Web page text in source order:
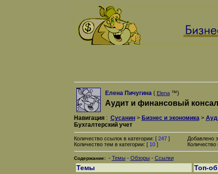
Елена Пичугина( Elena™)
Аудит и финансовый
Навигация: Сусанин> Бизнес и экономика>
Бухгалтерский учет
Количество ссылок в категории: [ 247]
Количество тем в категории: [ 10]
Добавлено
Содержание: - Темы - Обзоры - Ссылки
Темы
Топ-